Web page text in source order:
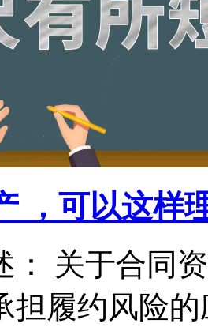
，可以这样
： 关于合同
担履约风险